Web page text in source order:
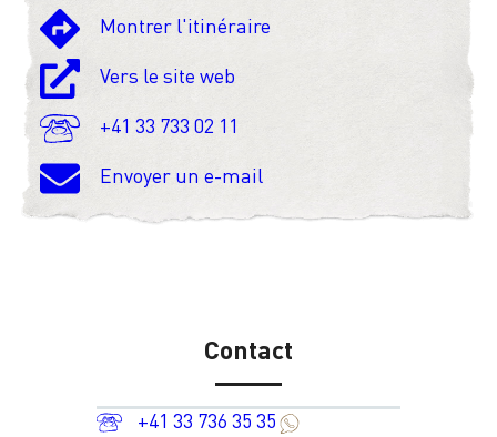
Montrer l'itinéraire
Vers le site web
+41 33 733 02 11
Envoyer un e-mail
Contact
+41 33 736 35 35